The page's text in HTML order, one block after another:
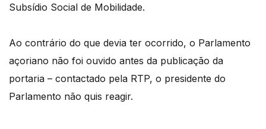
Subsídio Social de Mobilidade.
Ao contrário do que devia ter ocorrido, o Parlamento
açoriano não foi ouvido antes da publicação da
portaria – contactado pela RTP, o presidente do
Parlamento não quis reagir.